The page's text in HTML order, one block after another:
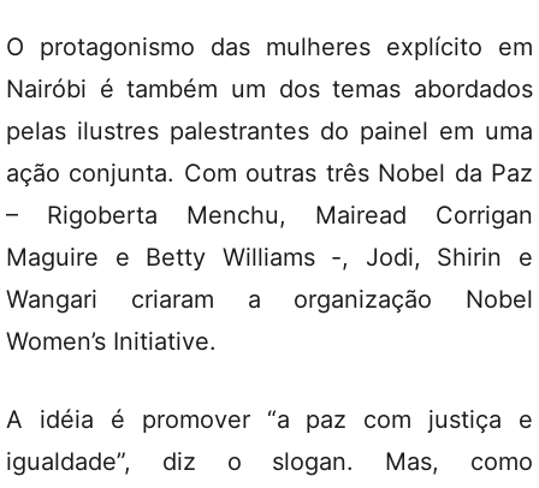
O protagonismo das mulheres explícito em
Nairóbi é também um dos temas abordados
pelas ilustres palestrantes do painel em uma
ação conjunta. Com outras três Nobel da Paz
– Rigoberta Menchu, Mairead Corrigan
Maguire e Betty Williams -, Jodi, Shirin e
Wangari criaram a organização Nobel
Women’s Initiative.
A idéia é promover “a paz com justiça e
igualdade”, diz o slogan. Mas, como